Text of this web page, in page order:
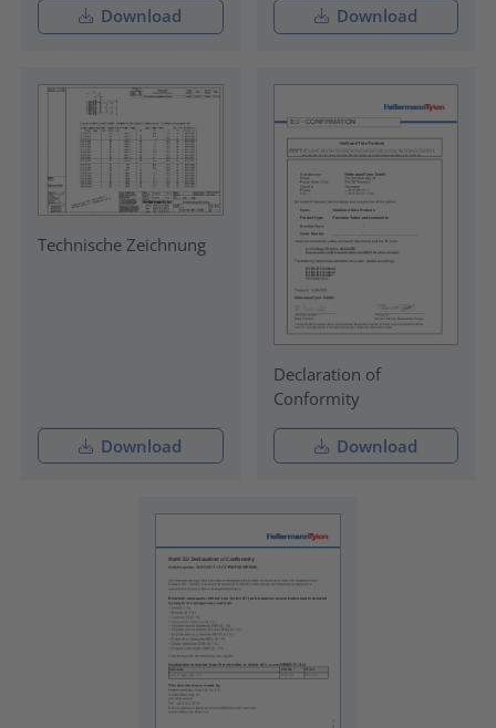
Download Download
Technische Zeichnung
Download
Declaration of
Conformity
Download